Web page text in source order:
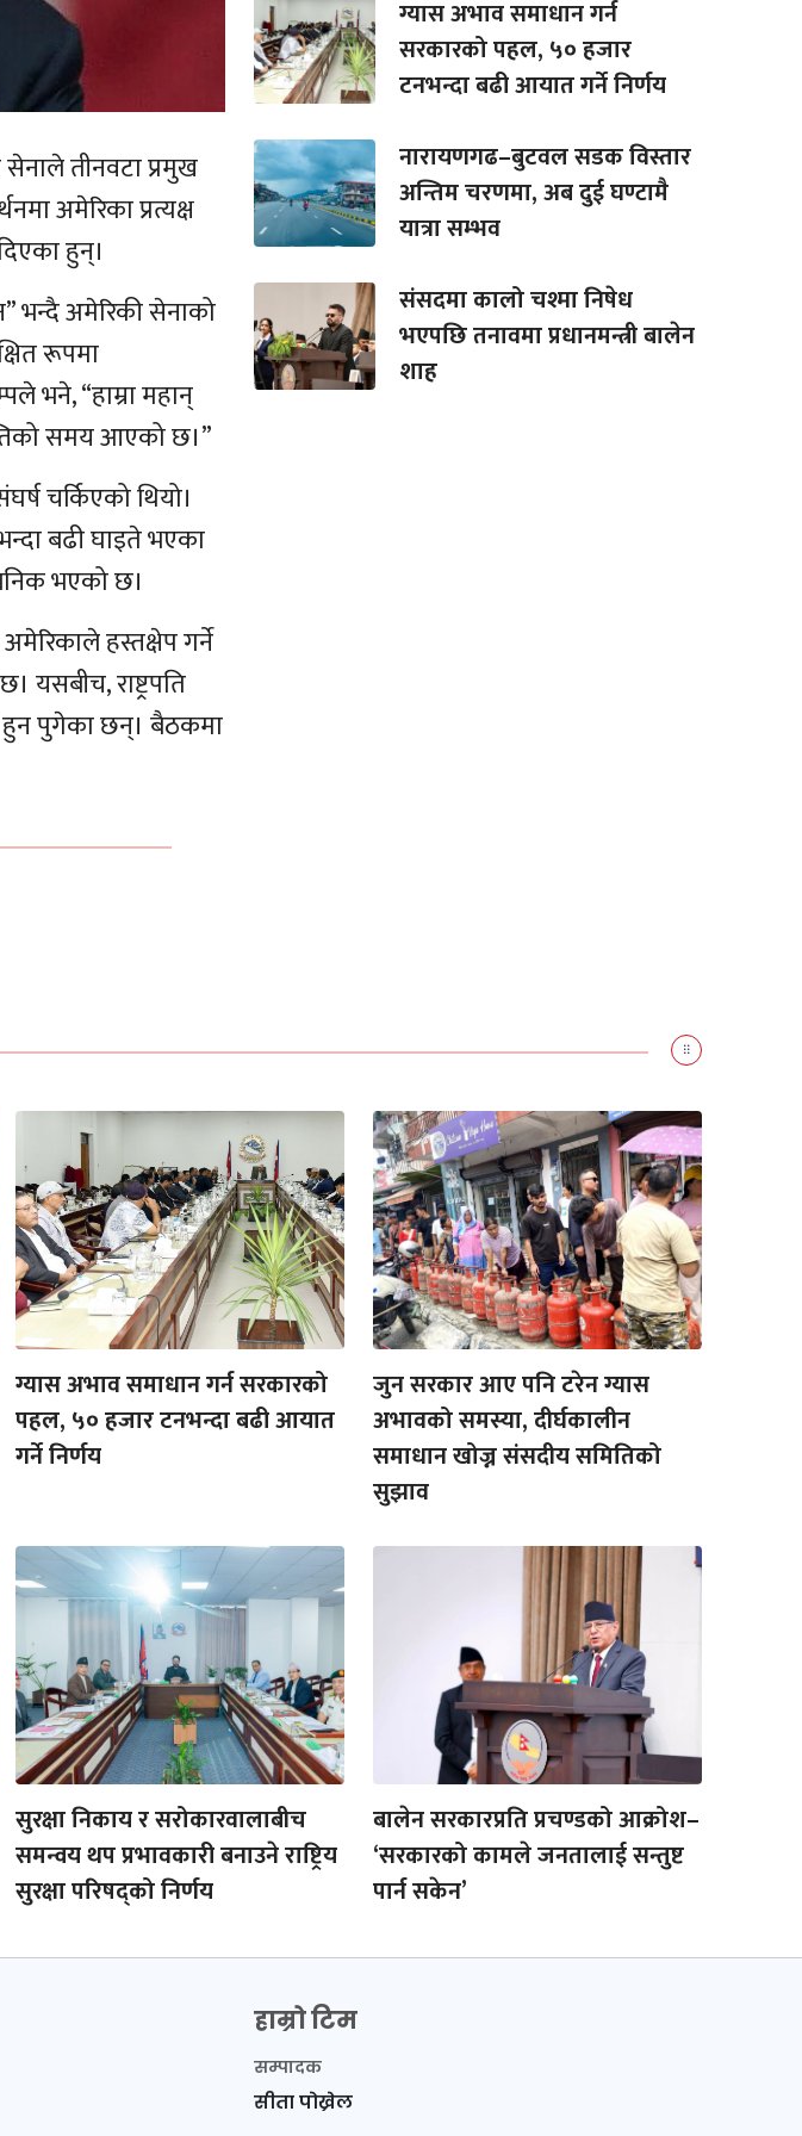
सेनाले तीनवटा प्रमुख
अमेरिका प्रत्यक्ष
हुन्।
भन्दै अमेरिकी सेनाको
रूपमा
भने, “हाम्रा महान्
समय आएको छ।”
चर्किएको थियो।
बढी घाइते भएका
भएको छ।
हस्तक्षेप गर्ने
यसबीच, राष्ट्रपति
हुन पुगेका छन्। बैठकमा
ग्यास अभाव समाधान गर्न
सरकारको पहल, ५० हजार
टनभन्दा बढी आयात गर्ने निर्णय
नारायणगढ–बुटवल सडक विस्तार
अन्तिम चरणमा, अब दुई घण्टामै
यात्रा सम्भव
संसदमा कालो चश्मा निषेध
भएपछि तनावमा प्रधानमन्त्री बालेन
शाह
ग्यास अभाव समाधान गर्न सरकारको
पहल, ५० हजार टनभन्दा बढी आयात
गर्ने निर्णय
जुन सरकार आए पनि टरेन ग्यास
अभावको समस्या, दीर्घकालीन
समाधान खोज्न संसदीय समितिको
सुझाव
सुरक्षा निकाय र सरोकारवालाबीच
समन्वय थप प्रभावकारी बनाउने राष्ट्रिय
सुरक्षा परिषद्को निर्णय
बालेन सरकारप्रति प्रचण्डको आक्रोश–
‘सरकारको कामले जनतालाई सन्तुष्ट
पार्न सकेन’
हाम्रो टिम
सम्पादक
सीता पोख्रेल